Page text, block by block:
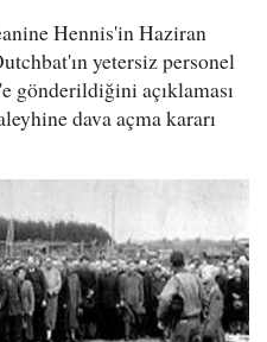
Hennis'in Haziran
yetersiz personel
gönderildiğini açıklaması
dava açma kararı